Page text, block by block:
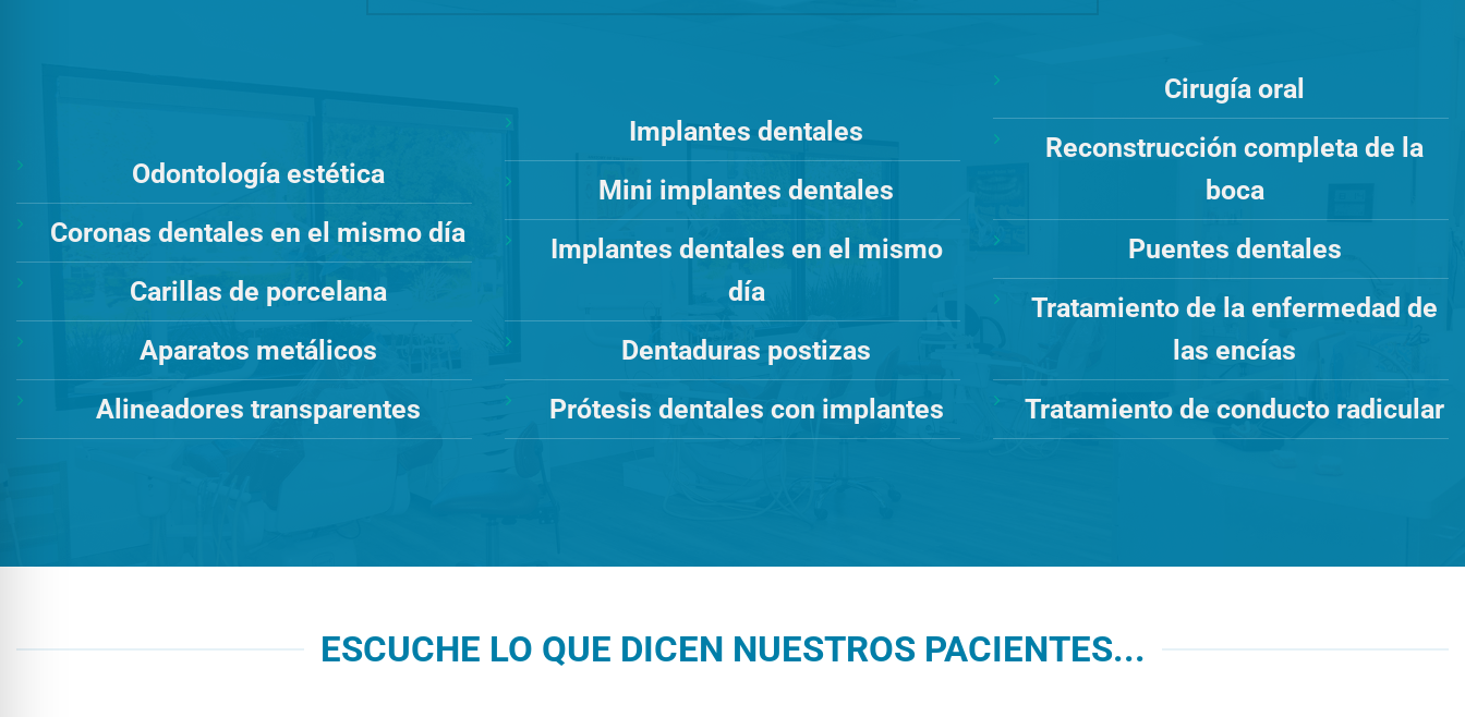
Odontología estética
Coronas dentales en el mismo día
Carillas de porcelana
Aparatos metálicos
Alineadores transparentes
Implantes dentales
Mini implantes dentales
Implantes dentales en el mismo
día
Dentaduras postizas
Prótesis dentales con implantes
Cirugía oral
Reconstrucción completa de la
boca
Puentes dentales
Tratamiento de la enfermedad de
las encías
Tratamiento de conducto radicular
ESCUCHE LO QUE DICEN NUESTROS PACIENTES...